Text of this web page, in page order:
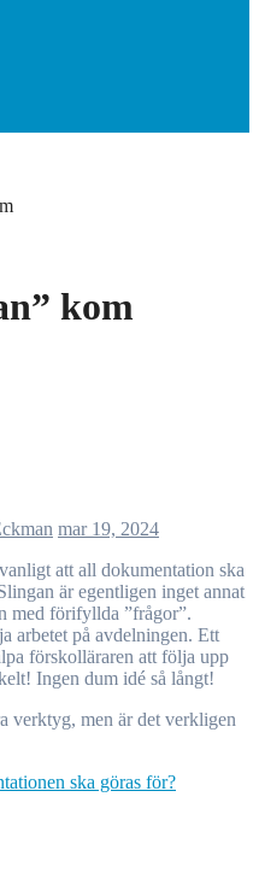
kom
mar 19, 2024
är egentligen inget annat
med förifyllda ”frågor”.
arbetet på avdelningen. Ett
förskolläraren att följa upp
Ingen dum idé så långt!
verktyg, men är det verkligen
ska göras för?